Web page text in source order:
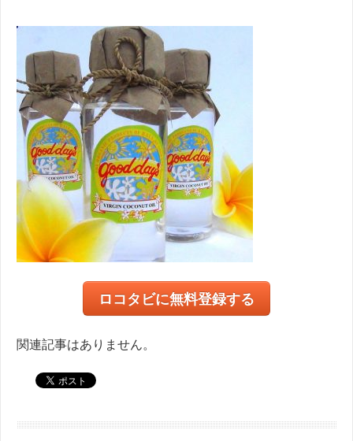
ロコタビに無料登録する
関連記事はありません。